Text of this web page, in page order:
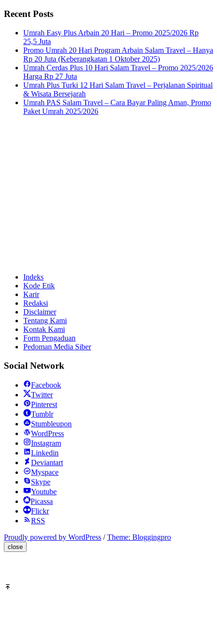
Recent Posts
Umrah Easy Plus Arbain 20 Hari – Promo 2025/2026 Rp
25,5 Juta
Promo Umrah 20 Hari Program Arbain Salam Travel – Hanya
Rp 20 Juta (Keberangkatan 1 Oktober 2025)
Umrah Cerdas Plus 10 Hari Salam Travel – Promo 2025/2026
Harga Rp 27 Juta
Umrah Plus Turki 12 Hari Salam Travel – Perjalanan Spiritual
& Wisata Bersejarah
Umrah PAS Salam Travel – Cara Bayar Paling Aman, Promo
Paket Umrah 2025/2026
Indeks
Kode Etik
Karir
Redaksi
Disclaimer
Tentang Kami
Kontak Kami
Form Pengaduan
Pedoman Media Siber
Social Network
Facebook
Twitter
Pinterest
Tumblr
Stumbleupon
WordPress
Instagram
Linkedin
Deviantart
Myspace
Skype
Youtube
Picassa
Flickr
RSS
Proudly powered by WordPress /Theme: Bloggingpro
close